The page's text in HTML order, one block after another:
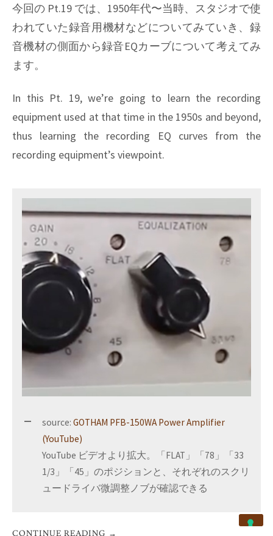
今回の Pt.19 では、1950年代〜当時、スタジオで使
われていた録音用機材などについてみていき、録
音機材の側面から録音EQカーブについて考えてみ
ます。
In this Pt. 19, we’re going to learn the recording
equipment used at that time in the 1950s and beyond,
thus learning the recording EQ curves from the
recording equipment’s viewpoint.
source: GOTHAM PFB-150WA Power Amplifier
(YouTube)
YouTube ビデオより拡大。「FLAT」「78」「33
1/3」「45」のポジションと、それぞれのスクリ
ュードライバ微調整ノブが確認できる
CONTINUE READING →